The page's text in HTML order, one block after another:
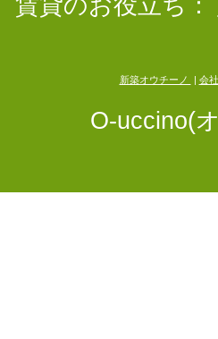
賃貸のお役立ち：
新築オウチーノ 会
O-uccino(